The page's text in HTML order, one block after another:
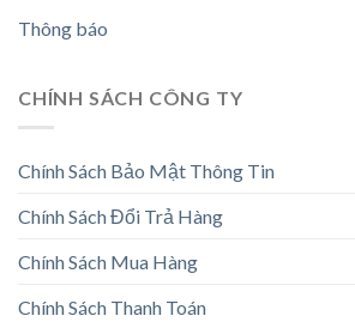
Thông báo
CHÍNH SÁCH CÔNG TY
Chính Sách Bảo Mật Thông Tin
Chính Sách Đổi Trả Hàng
Chính Sách Mua Hàng
Chính Sách Thanh Toán